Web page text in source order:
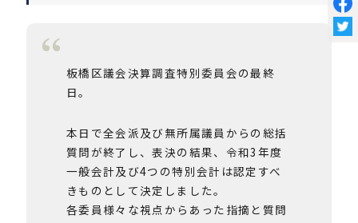
板橋区議会決算調査特別委員会の最終
日。
本日で全会派及び無所属議員からの総括
質問が終了し、表決の結果、令和3年度
一般会計及び4つの特別会計は認定すべ
きものとして決定しました。
各委員様々な視点からあった指摘と質問